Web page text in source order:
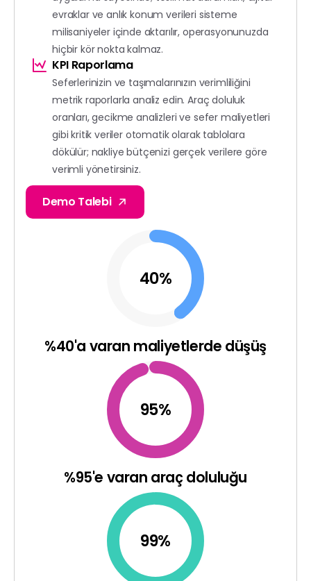
evraklar ve anlık konum verileri sisteme
milisaniyeler içinde aktarılır, operasyonunuzda
hiçbir kör nokta kalmaz.
KPI Raporlama
Seferlerinizin ve taşımalarınızın verimliliğini
metrik raporlarla analiz edin. Araç doluluk
oranları, gecikme analizleri ve sefer maliyetleri
gibi kritik veriler otomatik olarak tablolara
dökülür; nakliye bütçenizi gerçek verilere göre
verimli yönetirsiniz.
Demo Talebi
40%
%40'a varan maliyetlerde düşüş
95%
%95'e varan araç doluluğu
99%